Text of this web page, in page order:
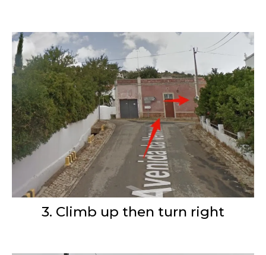
3. Climb up then turn right